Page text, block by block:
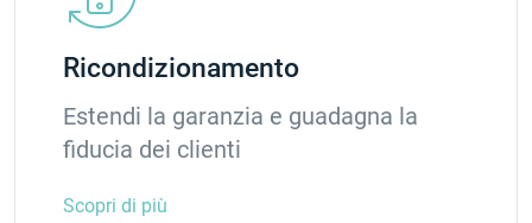
Ricondizionamento
Estendi la garanzia e guadagna la
fiducia dei clienti
Scopri di più